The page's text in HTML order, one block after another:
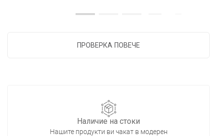
ПРОВЕРКА ПОВЕЧЕ
Наличие на стоки
Нашите продукти ви чакат в модерен